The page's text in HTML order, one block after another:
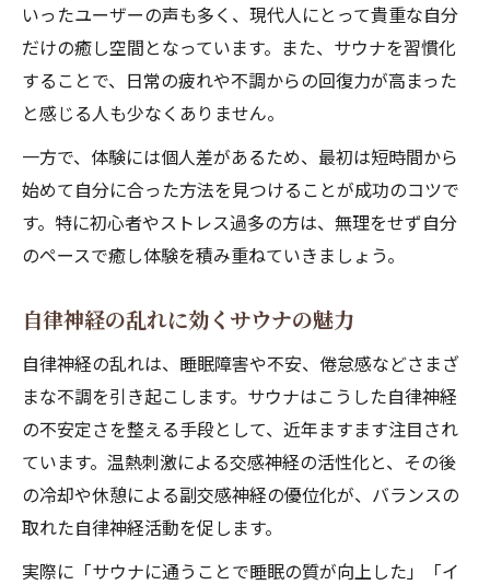
いったユーザーの声も多く、現代人にとって貴重な自分
だけの癒し空間となっています。また、サウナを習慣化
することで、日常の疲れや不調からの回復力が高まった
と感じる人も少なくありません。
一方で、体験には個人差があるため、最初は短時間から
始めて自分に合った方法を見つけることが成功のコツで
す。特に初心者やストレス過多の方は、無理をせず自分
のペースで癒し体験を積み重ねていきましょう。
自律神経の乱れに効くサウナの魅力
自律神経の乱れは、睡眠障害や不安、倦怠感などさまざ
まな不調を引き起こします。サウナはこうした自律神経
の不安定さを整える手段として、近年ますます注目され
ています。温熱刺激による交感神経の活性化と、その後
の冷却や休憩による副交感神経の優位化が、バランスの
取れた自律神経活動を促します。
実際に「サウナに通うことで睡眠の質が向上した」「イ